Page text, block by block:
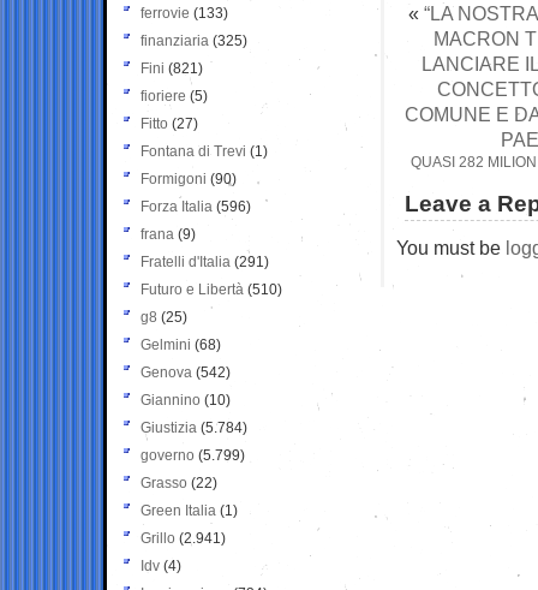
« “LA
MACRON
LANCIARE
COMUNE E
QUASI 282
Leave a
You must be
ferrovie (133)
finanziaria (325)
Fini (821)
fioriere (5)
Fitto (27)
Fontana di Trevi (1)
Formigoni (90)
Forza Italia (596)
frana (9)
Fratelli d'Italia (291)
Futuro e Libertà (510)
g8 (25)
Gelmini (68)
Genova (542)
Giannino (10)
Giustizia (5.784)
governo (5.799)
Grasso (22)
Green Italia (1)
Grillo (2.941)
Idv (4)